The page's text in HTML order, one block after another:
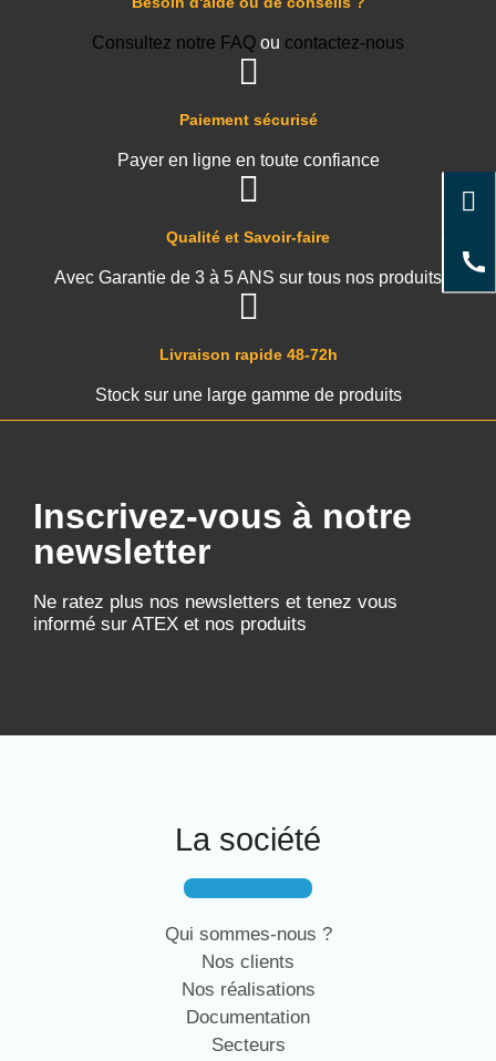
Livraison rapide 48-72h
Stock sur une large gamme de produits
Qualité et Savoir-faire
Avec Garantie de 3 à 5 ANS sur tous nos produits
Paiement sécurisé
Payer en ligne en toute confiance
Consultez notre FAQ ou contactez-nous
Inscrivez-vous à notre
newsletter
Ne ratez plus nos newsletters et tenez vous
informé sur ATEX et nos produits
La société
Qui sommes-nous ?
Nos clients
Nos réalisations
Documentation
Secteurs